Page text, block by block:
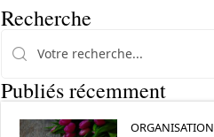
Recherche
Publiés récemment
ORGANISATION